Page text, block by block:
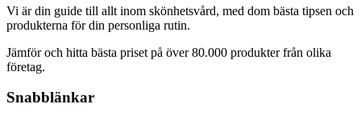
Vi är din guide till allt inom skönhetsvård, med dom bästa tipsen och
produkterna för din personliga rutin.
Jämför och hitta bästa priset på över 80.000 produkter från olika
företag.
Snabblänkar